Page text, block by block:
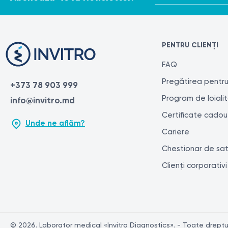
+373 78 903 999
info@invitro.md
Unde ne aflăm?
PENTRU CLIENȚI
FAQ
Pregătirea
Program de
Certificate cadou
Cariere
Chestionar de
Clienți corporativi
© 2026. Laborator medical «Invitro Diagnostics». - Toate